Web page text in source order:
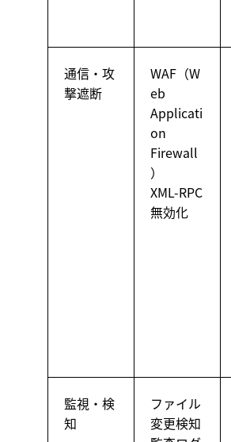
通信・攻
撃遮断
WAF（W
eb
Applicati
on
Firewall
）
XML-RPC
無効化
監視・検
知
ファイル
変更検知